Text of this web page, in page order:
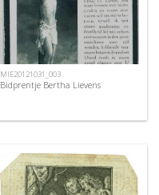
MIE20121031_003
Bidprentje Bertha Lievens